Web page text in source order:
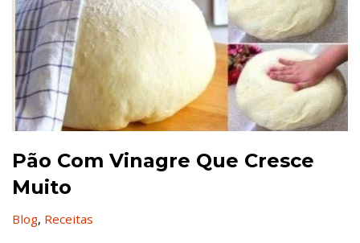
Pão Com Vinagre Que Cresce
Muito
Blog, Receitas